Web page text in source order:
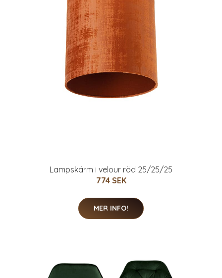
Lampskärm i velour röd 25/25/25
774 SEK
MER INFO!